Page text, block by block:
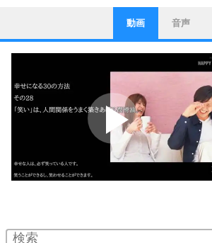
1
ストレス対策
他人と比べない。
いっそのこと、他人を見
いらいらしない人になる30の方法
プラス思考
ポジティブになれない原
ポジティブ思考になる30の方法
ストレス対策
人生、なんとかなるもの
気楽に生きる30の方法
4 器の大きい人は、怒りを
動画 音声
2.0倍速 （219KB 55秒）